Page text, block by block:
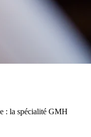
: la spécialité GMH